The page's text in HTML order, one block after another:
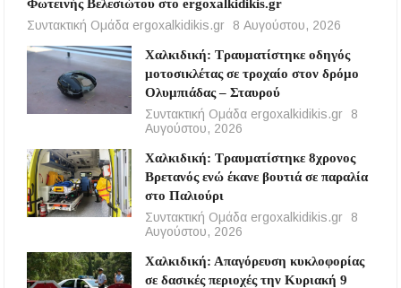
Φωτεινής Βελεσιώτου στο ergoxalkidikis.gr
Συντακτική Ομάδα ergoxalkidikis.gr
8 Αυγούστου, 2026
Χαλκιδική: Τραυματίστηκε οδηγός
μοτοσικλέτας σε τροχαίο στον δρόμο
Ολυμπιάδας – Σταυρού
Συντακτική Ομάδα ergoxalkidikis.gr
8
Αυγούστου, 2026
Χαλκιδική: Τραυματίστηκε 8χρονος
Βρετανός ενώ έκανε βουτιά σε παραλία
στο Παλιούρι
Συντακτική Ομάδα ergoxalkidikis.gr
8
Αυγούστου, 2026
Χαλκιδική: Απαγόρευση κυκλοφορίας
σε δασικές περιοχές την Κυριακή 9